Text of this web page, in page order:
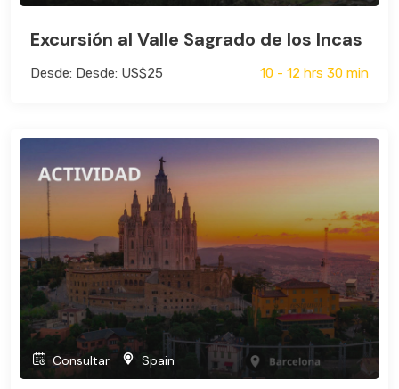
Excursión al Valle Sagrado de los Incas
Desde: Desde: US$25 10 - 12 hrs 30 min
Consultar Spain